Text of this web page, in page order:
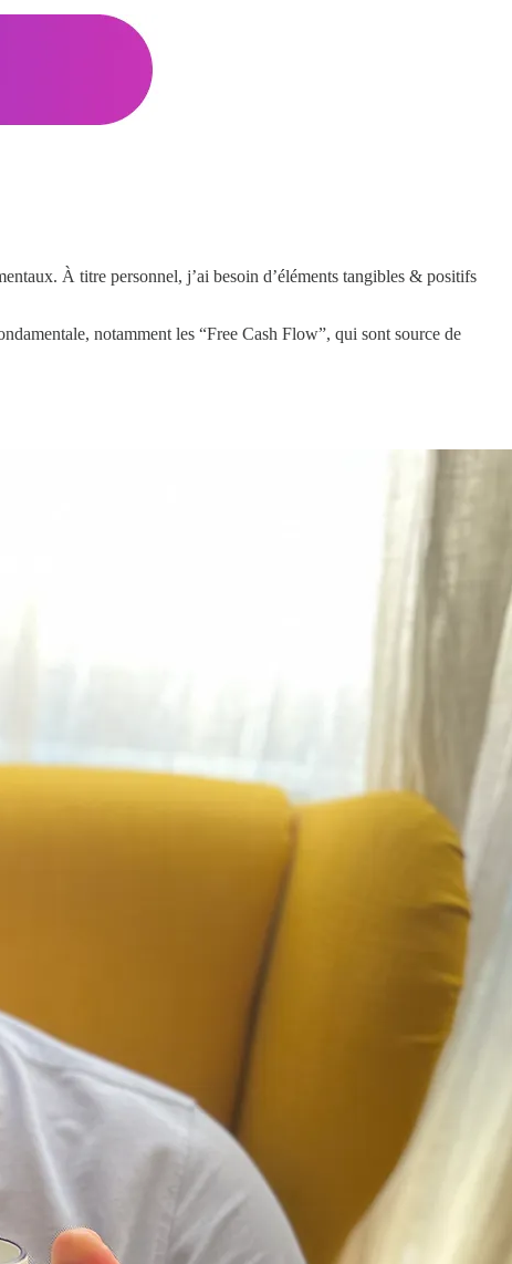
À titre personnel, j’ai besoin d’éléments tangibles & positifs
notamment les “Free Cash Flow”, qui sont source de